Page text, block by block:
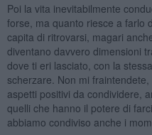
Poi la vita inevitabilmente
forse, ma quanto riesce a farlo
capita di ritrovarsi, magari
diventano davvero dimensioni
dove ti eri lasciato, con la
scherzare. Non mi
aspetti positivi da condividere,
quelli che hanno il potere di
abbiamo condiviso anche i